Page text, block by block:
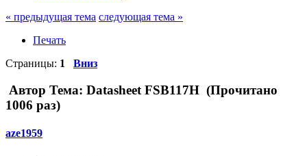
« предыдущая тема следующая тема »
Печать
Страницы: 1 Вниз
Автор Тема: Datasheet FSB117H (Прочитано
1006 раз)
aze1959